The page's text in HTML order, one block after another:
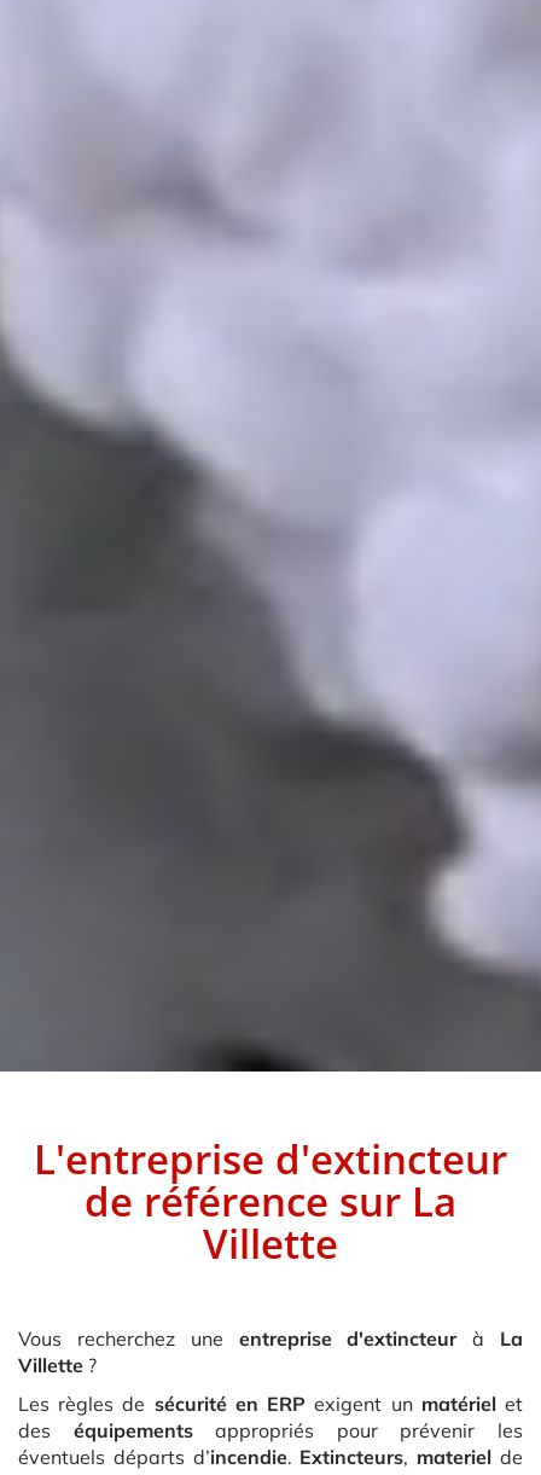
L'entreprise d'extincteur
de référence sur La
Villette
Vous recherchez une entreprise d'extincteurà La
Villette ?
Les règles de sécurité en ERP exigent un matériel et
des équipementsappropriés pour prévenir les
éventuels départs d’incendie. Extincteurs, materiel de